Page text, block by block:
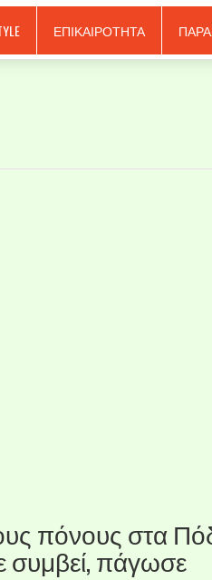
ΕΠΙΚΑΙΡΟΤΗΤΑ
πόνους στα
συμβεί, πάγωσε